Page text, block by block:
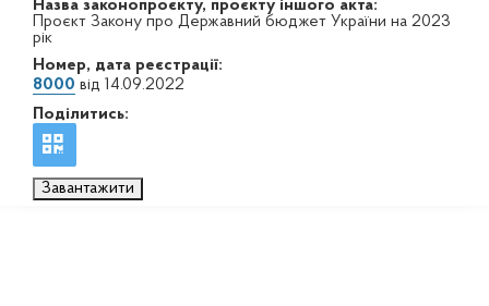
Назва законопроєкту, проєкту іншого акта:
Проєкт Закону про Державний бюджет України на 2023
рік
Номер, дата реєстрації:
8000 від 14.09.2022
Поділитись:
Завантажити